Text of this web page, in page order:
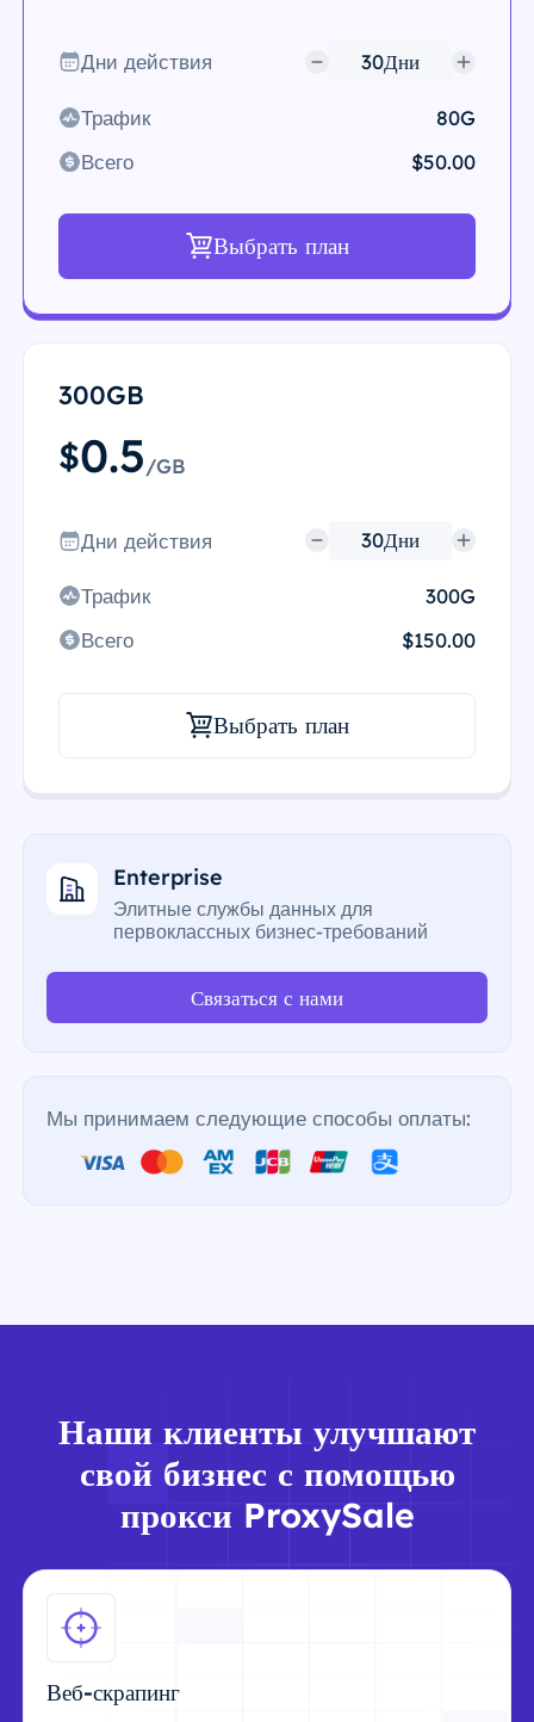
Дни действия
Трафик
80G
Всего
$50.00
Выбрать план
300GB
$0.5/GB
Дни действия
Трафик
300G
Всего
$150.00
Выбрать план
Enterprise
Элитные службы данных для
первоклассных бизнес-требований
Связаться с нами
Мы принимаем следующие способы оплаты:
Наши клиенты улучшают
свой бизнес с помощью
прокси ProxySale
Веб-скрапинг